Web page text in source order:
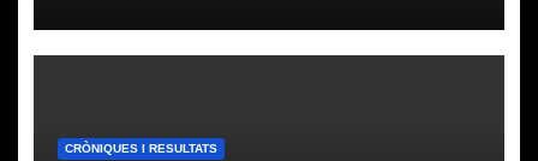
CRÒNIQUES I RESULTATS